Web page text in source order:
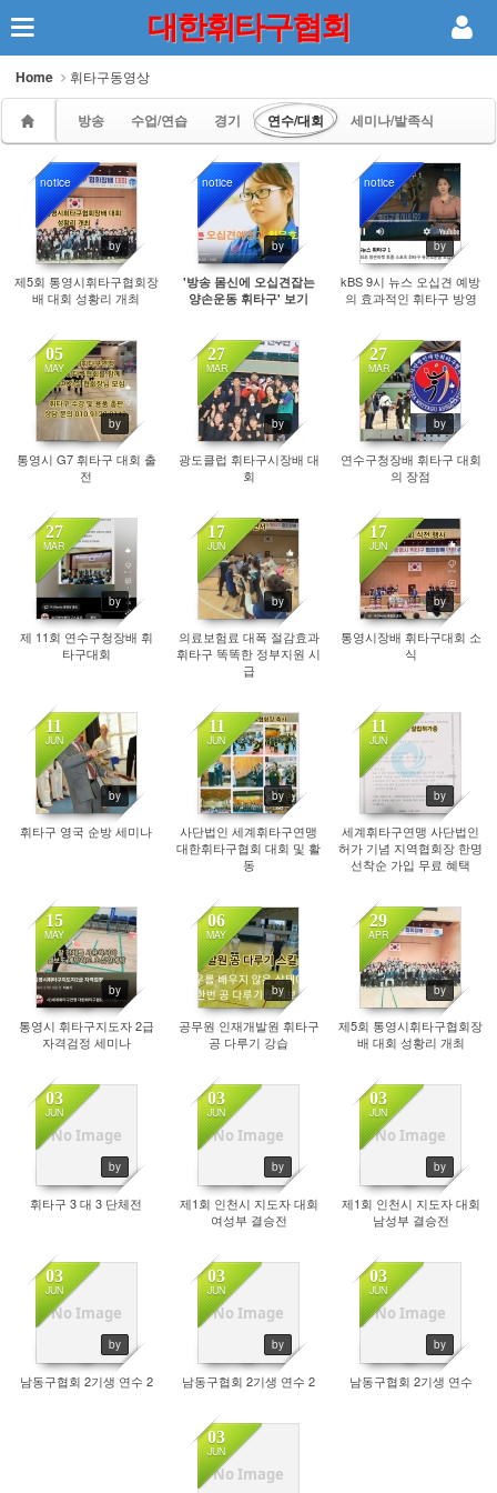
대한휘타구협회
Home 휘타구동영상
방송 수업/연습 경기 연수/대회 세미나/발족식
notice
by
4964
제5회 통영시휘타구협회장
배 대회 성황리 개최
notice
by
10104
'방송 몸신에 오십견잡는
양손운동 휘타구' 보기
notice
by
11012
kBS 9시 뉴스 오십견 예방
의 효과적인 휘타구 방영
05
MAY
by
633
통영시 G7 휘타구 대회 출
전
27
MAR
by
490
광도클럽 휘타구시장배 대
회
27
MAR
by
714
연수구청장배 휘타구 대회
의 장점
27
MAR
by
537
제 11회 연수구청장배 휘
타구대회
17
JUN
by
1010
의료보험료 대폭 절감효과
휘타구 똑똑한 정부지원 시
급
17
JUN
by
1052
통영시장배 휘타구대회 소
식
11
JUN
by
742
휘타구 영국 순방 세미나
11
JUN
by
1049
사단법인 세계휘타구연맹
대한휘타구협회 대회 및 활
동
11
JUN
by
977
세계휘타구연맹 사단법인
허가 기념 지역협회장 한명
선착순 가입 무료 혜택
15
MAY
by
969
통영시 휘타구지도자 2급
자격검정 세미나
06
MAY
by
1102
공무원 인재개발원 휘타구
공 다루기 강습
29
APR
by
1018
제5회 통영시휘타구협회장
배 대회 성황리 개최
No Image
03
JUN
by
4328
휘타구 3 대 3 단체전
No Image
03
JUN
by
4315
제1회 인천시 지도자 대회
여성부 결승전
No Image
03
JUN
by
4215
제1회 인천시 지도자 대회
남성부 결승전
No Image
03
JUN
by
3798
남동구협회 2기생 연수 2
No Image
03
JUN
by
4479
남동구협회 2기생 연수 2
No Image
03
JUN
by
4302
남동구협회 2기생 연수
No Image
03
JUN
4025
Sketchbook5, 스케치북5
Sketchbook5, 스케치북5